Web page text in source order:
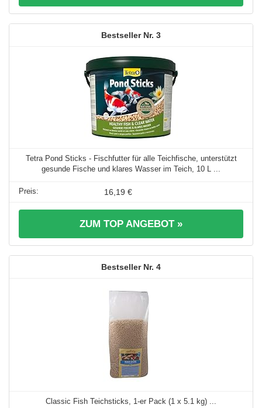
3
Tetra Pond Sticks - Fischfutter für alle Teichfische, unterstützt
gesunde Fische und klares Wasser im Teich, 10 L ...
16,19 €
ZUM TOP ANGEBOT »
4
Classic Fish Teichsticks, 1-er Pack (1 x 5.1 kg) ...